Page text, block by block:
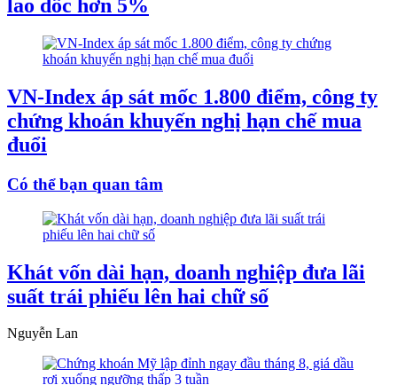
lao dốc hơn 5%
VN-Index áp sát mốc 1.800 điểm, công ty
chứng khoán khuyến nghị hạn chế mua
đuổi
Có thể bạn quan tâm
Khát vốn dài hạn, doanh nghiệp đưa lãi
suất trái phiếu lên hai chữ số
Nguyễn Lan